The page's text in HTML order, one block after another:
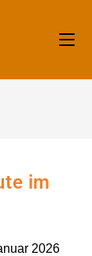
im
2026